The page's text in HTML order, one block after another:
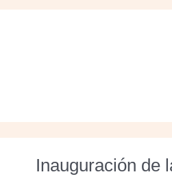
Inauguración de